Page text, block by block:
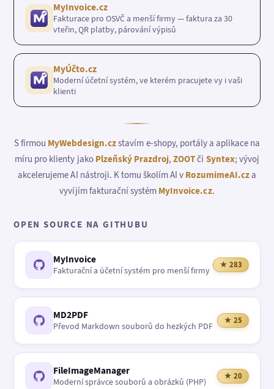
MyInvoice.cz
Fakturace pro OSVČ a menší firmy — faktura za 30
vteřin, QR platby, párování výpisů
MyÚčto.cz
Moderní účetní systém, ve kterém pracujete vy i vaši
klienti
S firmou MyWebdesign.czstavím e-shopy, portály a aplikace na
míru pro klienty jako Plzeňský Prazdroj,ZOOTči Syntex; vývoj
akcelerujeme AI nástroji. K tomu školím AI v RozumimeAI.cza
vyvíjím fakturační systém MyInvoice.cz.
OPEN SOURCE NA GITHUBU
MyInvoice
Fakturační a účetní systém pro menší firmy
★ 283
MD2PDF
Převod Markdown souborů do hezkých PDF
★ 25
FileImageManager
Moderní správce souborů a obrázků (PHP)
★ 20